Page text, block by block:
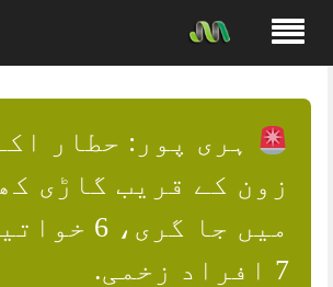
content
ہری پور: حطار
زون کے قریب گاڑی
میں جا
7 افراد زخمی.